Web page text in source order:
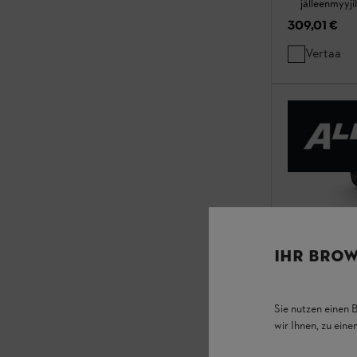
309,01 €
Vertaa
AP 30 -akku
IHR
Sie nutzen einen
wir Ihnen, zu